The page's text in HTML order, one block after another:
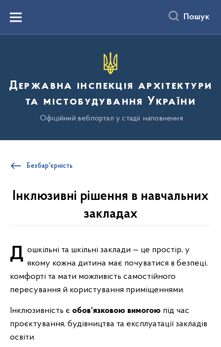
вмістуMenu Пошук
Державна інспекція архітектури
та містобудування України
Офіційний вебпортал у стадії наповнення
Безбар'єрність
Інклюзивні рішення в навчальних
закладах
Дошкільні та шкільні заклади — це простір, у якому кожна дитина має почуватися в безпеці,
комфорті та мати можливість самостійного
пересування й користування приміщеннями.
Інклюзивність є обов’язковою вимогою під час
проєктування, будівництва та експлуатації закладів
освіти.